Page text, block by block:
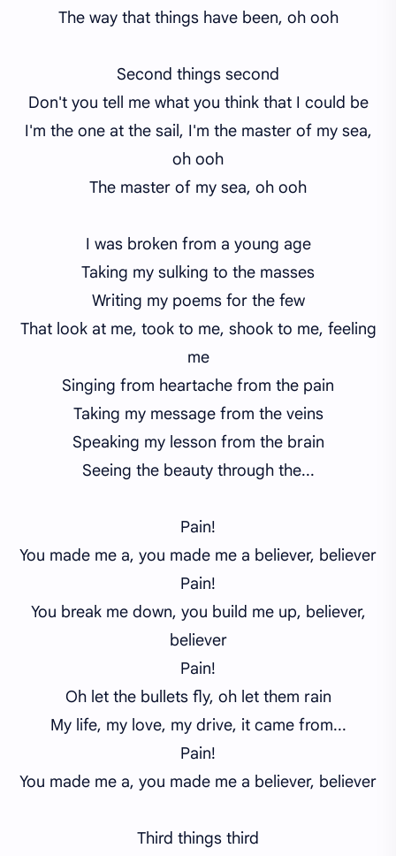
The way that things have been, oh ooh
Second things second
Don't you tell me what you think that I could be
I'm the one atthe sail, I'm the master of my sea,
oh ooh
The master of my sea, oh ooh
I was broken from a young age
Taking my sulking to the masses
Writing my poems for the few
That look at me, took to me, shook to me, feeling
me
Singing from heartache from the pain
Taking my message from the veins
Speaking my lesson from the brain
Seeing the beauty through the...
Pain!
You made me a, you made me a believer, believer
Pain!
You break me down, you build me up, believer,
believer
Pain!
Oh letthe bullets fly, oh let them rain
My life, my love, my drive, it came from...
Pain!
You made me a, you made me a believer, believer
Third things third